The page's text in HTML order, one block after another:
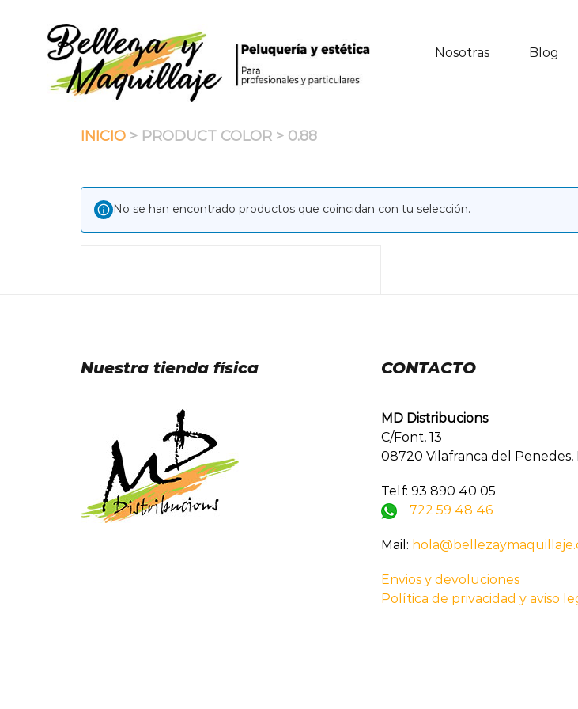
contenido
Nosotras Blog
INICIO > PRODUCT COLOR > 0.88
No se han encontrado productos que coincidan con tu selección.
Nuestra tienda física CONTACTO
MD Distribucions
C/Font, 13
08720 Vilafranca del Penedes,
Telf: 93 890 40 05
722 59 48 46
Mail:
Envios y devoluciones
Política de privacidad y aviso